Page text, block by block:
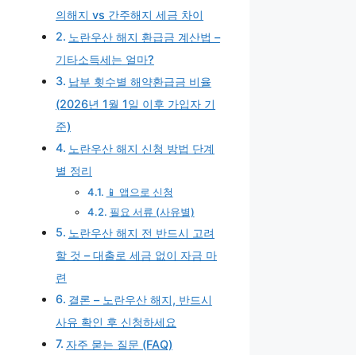
의해지 vs 간주해지 세금 차이
노란우산 해지 환급금 계산법 –
기타소득세는 얼마?
납부 횟수별 해약환급금 비율
(2026년 1월 1일 이후 가입자 기
준)
노란우산 해지 신청 방법 단계
별 정리
📱 앱으로 신청
필요 서류 (사유별)
노란우산 해지 전 반드시 고려
할 것 – 대출로 세금 없이 자금 마
련
결론 – 노란우산 해지, 반드시
사유 확인 후 신청하세요
자주 묻는 질문 (FAQ)